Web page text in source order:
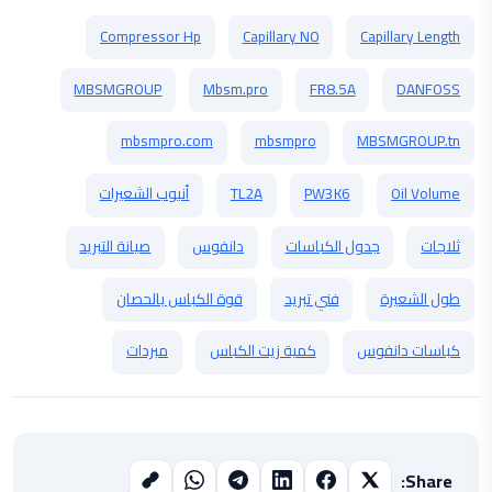
Capillary Length
Capillary NO
Compressor Hp
DANFOSS
FR8.5A
Mbsm.pro
MBSMGROUP
MBSMGROUP.tn
mbsmpro
mbsmpro.com
Oil Volume
PW3K6
TL2A
أنبوب الشعيرات
ثلاجات
جدول الكباسات دانفوس
صيانة التبريد
طول الشعيرة
فني تبريد
قوة الكباس بالحصان
كباسات دانفوس
كمية زيت الكباس مبردات
Share: